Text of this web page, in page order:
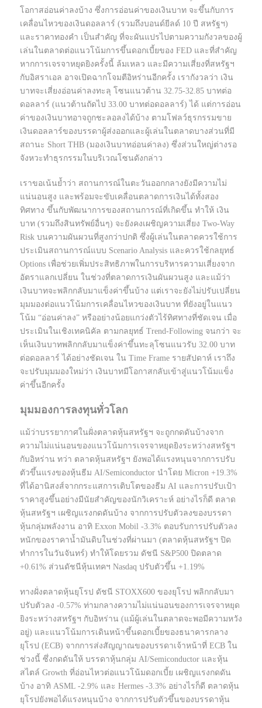
โอกาสอ่อนค่าลงบ้าง ซึ่งการอ่อนค่าของเงินบาท จะขึ้นกับการ
เคลื่อนไหวของเงินดอลลาร์ (รวมถึงบอนด์ยีลด์ 10 ปี สหรัฐฯ)
และราคาทองคำ เป็นสำคัญ ที่จะผันแปรไปตามความกังวลของผู้
เล่นในตลาดต่อแนวโน้มการขึ้นดอกเบี้ยของ FED และที่สำคัญ
หากการเจรจาหยุดยิงครั้งนี้ ล้มเหลว และมีความเสี่ยงที่สหรัฐฯ
กับอิสราเอล อาจเปิดฉากโจมตีอิหร่านอีกครั้ง เรากังวลว่า เงิน
บาทจะเสี่ยงอ่อนค่าลงทะลุ โซนแนวต้าน 32.75-32.85 บาทต่อ
ดอลลาร์ (แนวต้านถัดไป 33.00 บาทต่อดอลลาร์) ได้ แต่การอ่อน
ค่าของเงินบาทอาจถูกชะลอลงได้บ้าง ตามโฟลว์ธุรกรรมขาย
เงินดอลลาร์ของบรรดาผู้ส่งออกและผู้เล่นในตลาดบางส่วนที่มี
สถานะ Short THB (มองเงินบาทอ่อนค่าลง) ซึ่งส่วนใหญ่ต่างรอ
จังหวะทำธุรกรรมในบริเวณโซนดังกล่าว
เราขอเน้นย้ำว่า สถานการณ์ในตะวันออกกลางยังมีความไม่
แน่นอนสูง และพร้อมจะขับเคลื่อนตลาดการเงินได้ทั้งสอง
ทิศทาง ขึ้นกับพัฒนาการของสถานการณ์ที่เกิดขึ้น ทำให้ เงิน
บาท (รวมถึงสินทรัพย์อื่นๆ) จะยังคงเผชิญความเสี่ยง Two-Way
Risk บนความผันผวนที่สูงกว่าปกติ ซึ่งผู้เล่นในตลาดควรใช้การ
ประเมินสถานการณ์แบบ Scenario Analysis และควรใช้กลยุทธ์
Options เพื่อช่วยเพิ่มประสิทธิภาพในการบริหารความเสี่ยงจาก
อัตราแลกเปลี่ยน ในช่วงที่ตลาดการเงินผันผวนสูง และแม้ว่า
เงินบาทจะพลิกกลับมาแข็งค่าขึ้นบ้าง แต่เราจะยังไม่ปรับเปลี่ยน
มุมมองต่อแนวโน้มการเคลื่อนไหวของเงินบาท ที่ยังอยู่ในแนว
โน้ม “อ่อนค่าลง” หรืออย่างน้อยแกว่งตัวไร้ทิศทางที่ชัดเจน เมื่อ
ประเมินในเชิงเทคนิคัล ตามกลยุทธ์ Trend-Following จนกว่า จะ
เห็นเงินบาทพลิกกลับมาแข็งค่าขึ้นทะลุโซนแนวรับ 32.00 บาท
ต่อดอลลาร์ ได้อย่างชัดเจน ใน Time Frame รายสัปดาห์ เราถึง
จะปรับมุมมองใหม่ว่า เงินบาทมีโอกาสกลับเข้าสู่แนวโน้มแข็ง
ค่าขึ้นอีกครั้ง
มุมมองการลงทุนทั่วโลก
แม้ว่าบรรยากาศในฝั่งตลาดหุ้นสหรัฐฯ จะถูกกดดันบ้างจาก
ความไม่แน่นอนของแนวโน้มการเจรจาหยุดยิงระหว่างสหรัฐฯ
กับอิหร่าน ทว่า ตลาดหุ้นสหรัฐฯ ยังพอได้แรงหนุนจากการปรับ
ตัวขึ้นแรงของหุ้นธีม AI/Semiconductor นำโดย Micron +19.3%
ที่ได้อานิสงส์จากกระแสการเติบโตของธีม AI และการปรับเป้า
ราคาสูงขึ้นอย่างมีนัยสำคัญของนักวิเคราะห์ อย่างไรก็ดี ตลาด
หุ้นสหรัฐฯ เผชิญแรงกดดันบ้าง จากการปรับตัวลงของบรรดา
หุ้นกลุ่มพลังงาน อาทิ Exxon Mobil -3.3% ตอบรับการปรับตัวลง
หนักของราคาน้ำมันดิบในช่วงที่ผ่านมา (ตลาดหุ้นสหรัฐฯ ปิด
ทำการในวันจันทร์) ทำให้โดยรวม ดัชนี S&P500 ปิดตลาด
+0.61% ส่วนดัชนีหุ้นเทคฯ Nasdaq ปรับตัวขึ้น +1.19%
ทางฝั่งตลาดหุ้นยุโรป ดัชนี STOXX600 ของยุโรป พลิกกลับมา
ปรับตัวลง -0.57% ท่ามกลางความไม่แน่นอนของการเจรจาหยุด
ยิงระหว่างสหรัฐฯ กับอิหร่าน (แม้ผู้เล่นในตลาดจะพอมีความหวัง
อยู่) และแนวโน้มการเดินหน้าขึ้นดอกเบี้ยของธนาคารกลาง
ยุโรป (ECB) จากการส่งสัญญาณของบรรดาเจ้าหน้าที่ ECB ใน
ช่วงนี้ ซึ่งกดดันให้ บรรดาหุ้นกลุ่ม AI/Semiconductor และหุ้น
สไตล์ Growth ที่อ่อนไหวต่อแนวโน้มดอกเบี้ย เผชิญแรงกดดัน
บ้าง อาทิ ASML -2.9% และ Hermes -3.3% อย่างไรก็ดี ตลาดหุ้น
ยุโรปยังพอได้แรงหนุนบ้าง จากการปรับตัวขึ้นของบรรดาหุ้น